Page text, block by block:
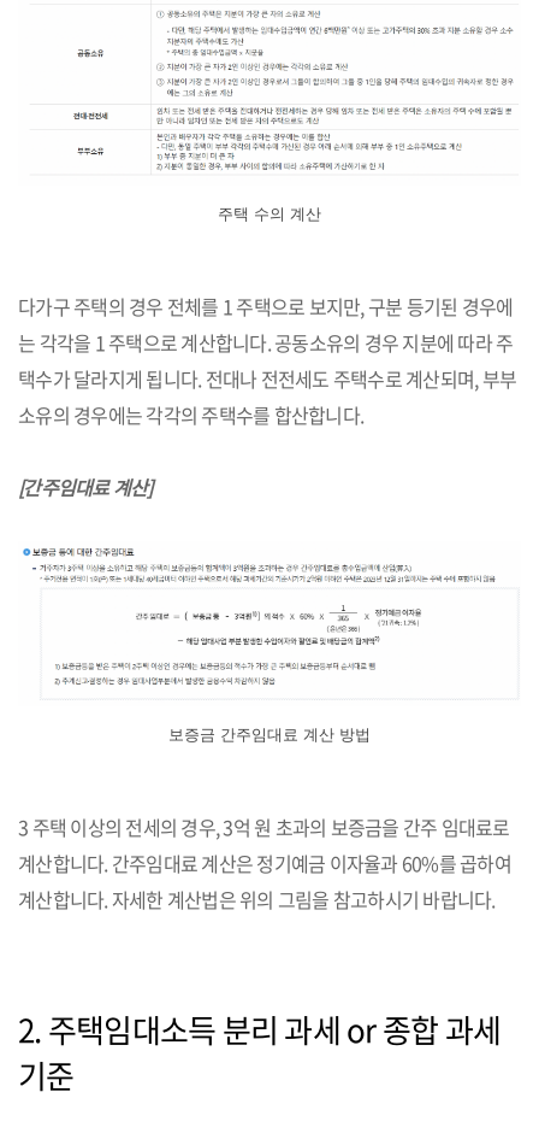
주택 수의 계산
다가구 주택의 경우 전체를 1 주택으로 보지만, 구분 등기된 경우에
는 각각을 1 주택으로 계산합니다. 공동소유의 경우 지분에 따라 주
택수가 달라지게 됩니다. 전대나 전전세도 주택수로 계산되며, 부부
소유의 경우에는 각각의 주택수를 합산합니다.
[간주임대료 계산]
보증금 간주임대료 계산 방법
3 주택 이상의 전세의 경우, 3억 원 초과의 보증금을 간주 임대료로
계산합니다. 간주임대료 계산은 정기예금 이자율과 60%를 곱하여
계산합니다. 자세한 계산법은 위의 그림을 참고하시기 바랍니다.
2. 주택임대소득 분리 과세 or 종합 과세
기준